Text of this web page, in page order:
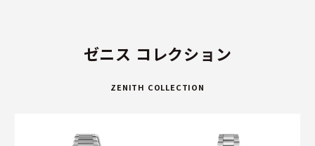
ゼニス コレクション
ZENITH COLLECTION